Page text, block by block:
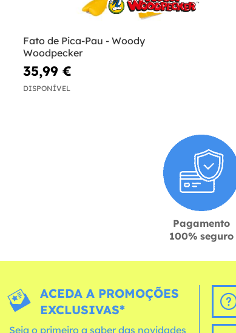
Fato de Pica-Pau - Woody
Woodpecker
35,99 €
DISPONÍVEL
Pagamento
100% seguro
ACEDA A PROMOÇÕES
EXCLUSIVAS*
Seja o primeiro a saber das novidades